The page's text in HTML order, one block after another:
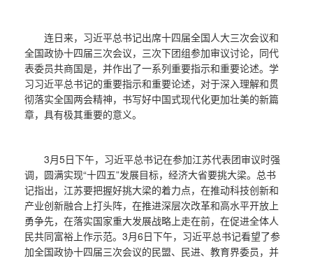
连日来，习近平总书记出席十四届全国人大三次会议和
全国政协十四届三次会议，三次下团组参加审议讨论，同代
表委员共商国是，并作出了一系列重要指示和重要论述。学
习习近平总书记的重要指示和重要论述，对于深入理解和贯
彻落实全国两会精神，书写好中国式现代化更加壮美的新篇
章，具有极其重要的意义。
3月5日下午，习近平总书记在参加江苏代表团审议时强
调，圆满实现“十四五”发展目标，经济大省要挑大梁。总书
记指出，江苏要把握好挑大梁的着力点，在推动科技创新和
产业创新融合上打头阵，在推进深层次改革和高水平开放上
勇争先，在落实国家重大发展战略上走在前，在促进全体人
民共同富裕上作示范。3月6日下午，习近平总书记看望了参
加全国政协十四届三次会议的民盟、民进、教育界委员，并